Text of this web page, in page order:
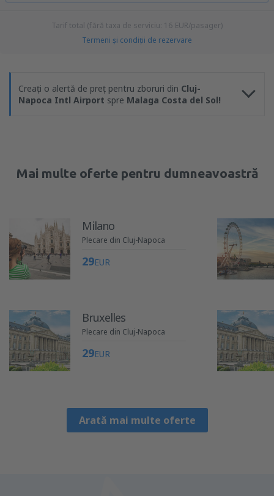
Tarif total (fără taxa de serviciu: 16 EUR/pasager)
Termeni şi condiţii de rezervare
Creați o alertă de preț pentru zboruri din Cluj-
Napoca Intl Airport spre Malaga Costa del Sol!
Mai multe oferte pentru dumneavoastră
Milano
Plecare din Cluj-Napoca
29EUR
Bruxelles
Plecare din Cluj-Napoca
29EUR
Arată mai multe oferte